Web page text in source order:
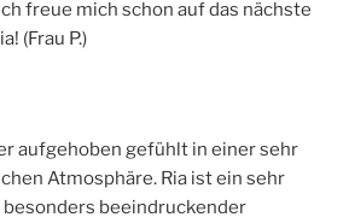
freue mich schon auf das nächste
(Frau P.)
aufgehoben gefühlt in einer sehr
Atmosphäre. Ria ist ein sehr
beeindruckender